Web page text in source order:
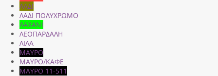
ΛΑΔΙ
ΛΑΔΙ ΠΟΛΥΧΡΩΜΟ
ΛΑΧΑΝΙ
ΛΕΟΠΑΡΔΑΛΗ
ΛΙΛΑ
ΜΑΥΡΟ
ΜΑΥΡΟ/ΚΑΦΕ
ΜΑΥΡΟ 11-511